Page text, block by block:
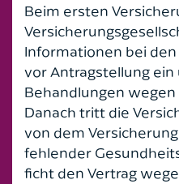
Beim ersten
Informationen bei
vor Antragstellung
Behandlungen
Danach tritt die
von dem
fehlender
ficht den Vertrag